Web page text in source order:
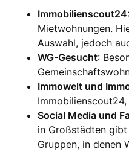
Immobilienscout24
Mietwohnungen.
Auswahl, jedoch
WG-Gesucht:
Immowelt und
Social Media und
in Großstädten
Gruppen, in denen